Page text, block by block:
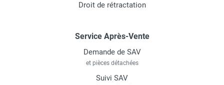
Droit de rétractation
Service Après-Vente
Demande de SAV
et pièces détachées
Suivi SAV